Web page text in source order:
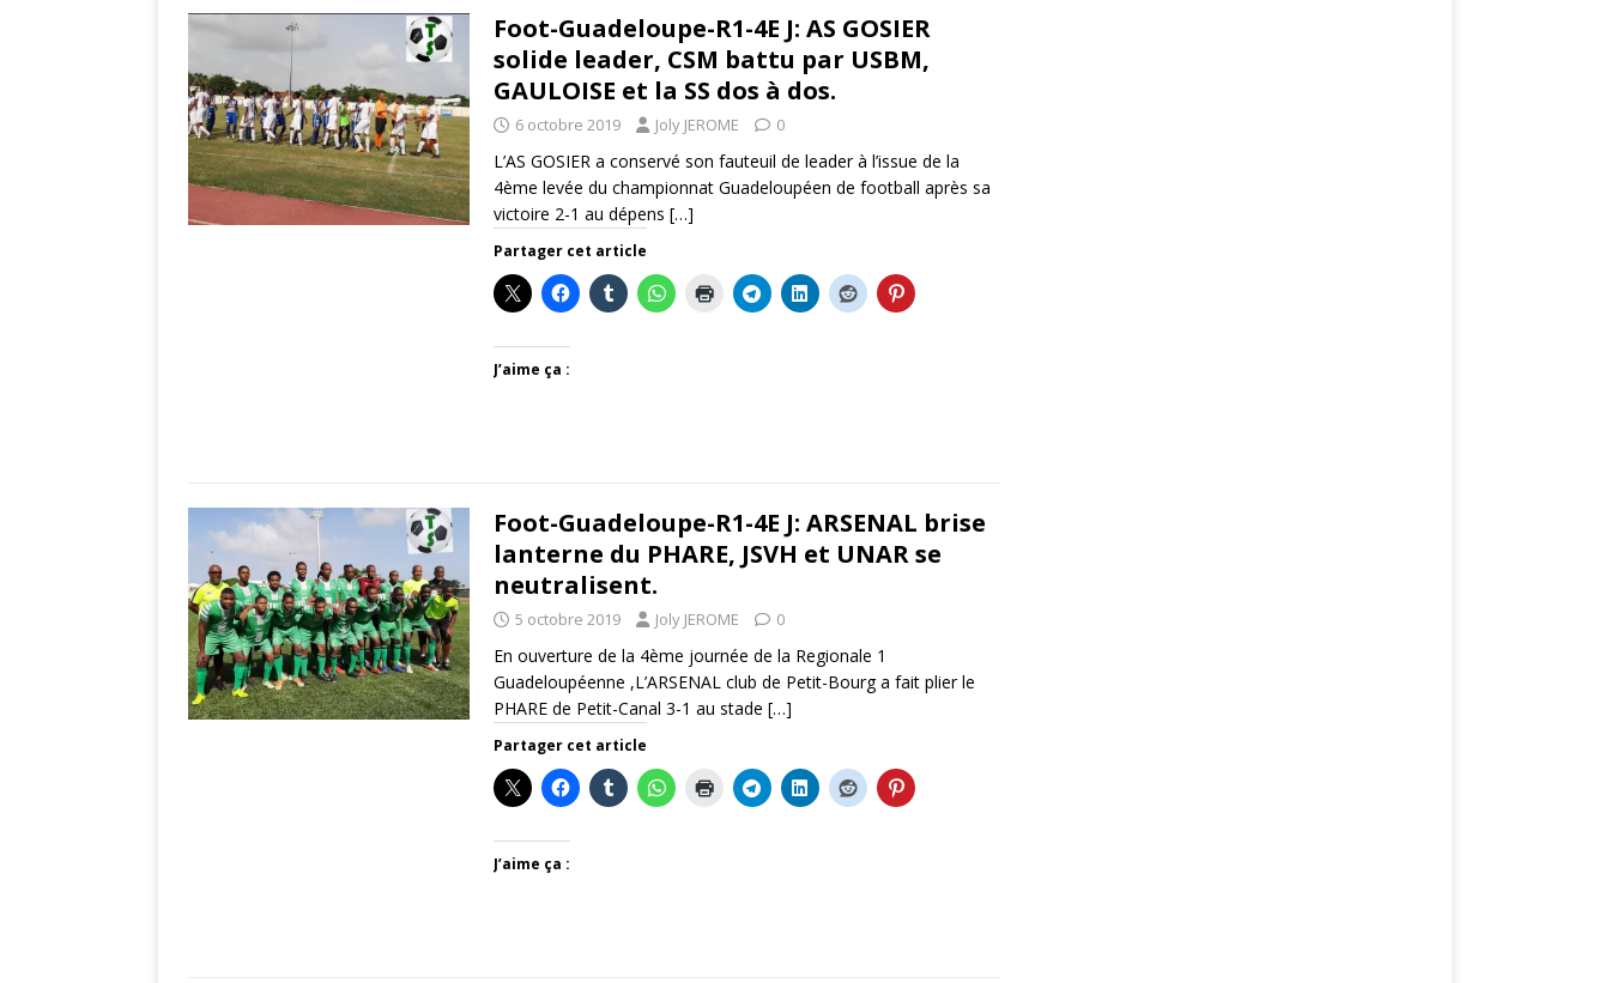
Foot-Guadeloupe-R1-4E J: AS GOSIER
solide leader, CSM battu par USBM,
GAULOISE et la SS dos à dos.
6 octobre 2019 Joly JEROME 0
L’AS GOSIER a conservé son fauteuil de leader à l’issue de la
4ème levée du championnat Guadeloupéen de football après sa
victoire 2-1 au dépens […]
Partager cet article
J’aime ça :
Foot-Guadeloupe-R1-4E J: ARSENAL brise
lanterne du PHARE, JSVH et UNAR se
neutralisent.
5 octobre 2019 Joly JEROME 0
En ouverture de la 4ème journée de la Regionale 1
Guadeloupéenne ,L’ARSENAL club de Petit-Bourg a fait plier le
PHARE de Petit-Canal 3-1 au stade […]
Partager cet article
J’aime ça :